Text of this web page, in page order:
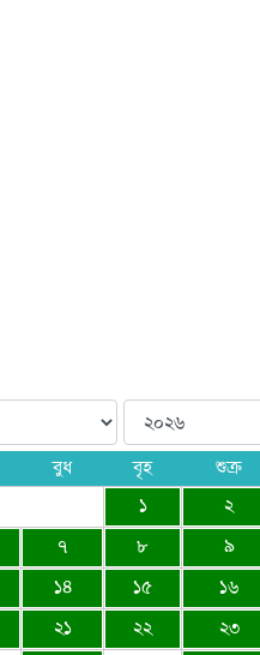
বুধ বৃহ শুক্র
১
২
৭ ৮ ৯
১৪ ১৫ ১৬
২১ ২২ ২৩